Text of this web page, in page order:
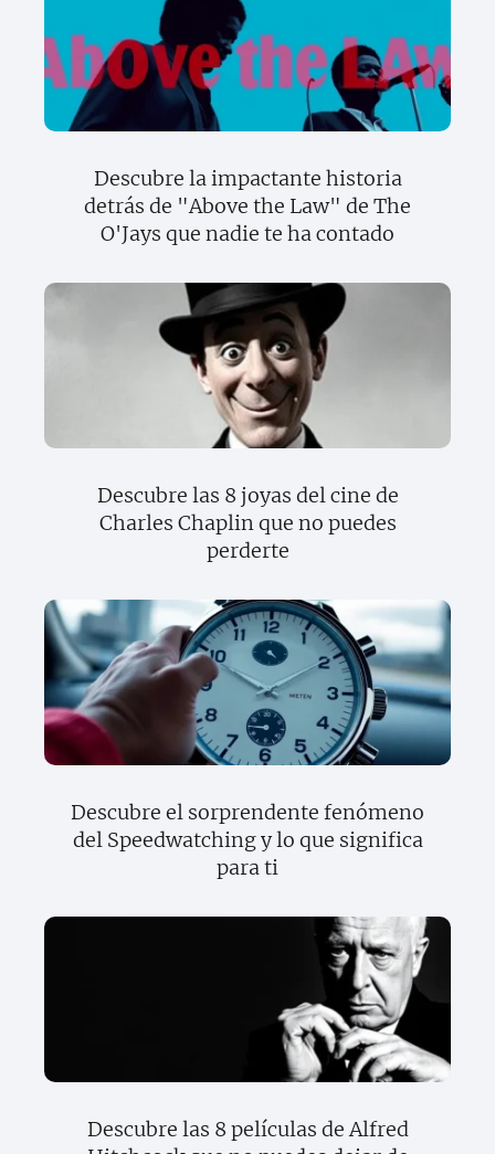
Descubre la impactante historia
detrás de "Above the Law" de The
O'Jays que nadie te ha contado
Descubre las 8 joyas del cine de
Charles Chaplin que no puedes
perderte
Descubre el sorprendente fenómeno
del Speedwatching y lo que significa
para ti
Descubre las 8 películas de Alfred